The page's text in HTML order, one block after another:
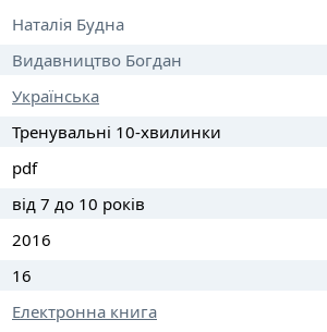
Наталія Будна
Видавництво Богдан
Українська
Тренувальні 10-хвилинки
pdf
від 7 до 10 років
2016
16
Електронна книга